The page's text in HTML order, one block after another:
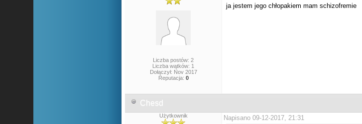
Liczba postów: 2
Liczba wątków: 1
Dołączył: Nov 2017
Reputacja: 0
ja jestem jego chłopakiem mam schizofremie
Chesd
Użytkownik
Napisano 09-12-2017, 21:31